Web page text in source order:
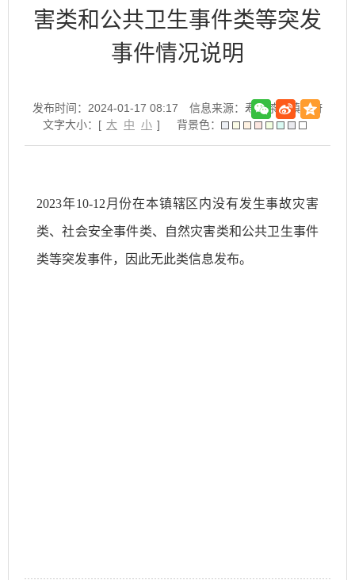
害类和公共卫生事件类等突发
事件情况说明
发布时间：2024-01-17 08:17
信息来源：寿县茶庵镇政府
文字大小：[ 大 中 小 ] 背景色：
2023年10-12月份在本镇辖区内没有发生事故灾害
类、社会安全事件类、自然灾害类和公共卫生事件
类等突发事件，因此无此类信息发布。